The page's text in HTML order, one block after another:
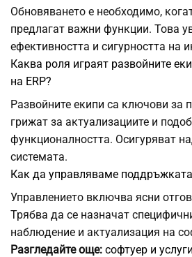
Обновяването е необходимо,
предлагат важни функции. Това
ефективността и сигурността на
Каква роля играят развойните
на ERP?
Развойните екипи са ключови за
грижат за актуализациите и
функционалността. Осигуряват
системата.
Как да управляваме поддръжката
Управлението включва ясни
Трябва да се назначат
наблюдение и актуализация на
Разгледайте още: софтуер и услуги